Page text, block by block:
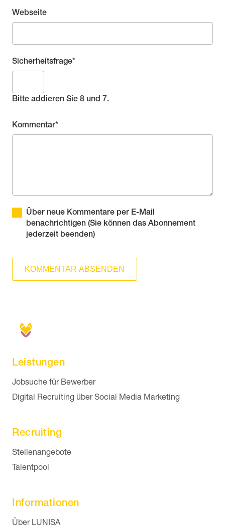
Webseite
Pflichtfeld
Sicherheitsfrage*
Bitte addieren Sie 8 und 7.
Pflichtfeld
Kommentar*
Über neue Kommentare per E-Mail
benachrichtigen (Sie können das Abonnement
jederzeit beenden)
KOMMENTAR ABSENDEN
Leistungen
Navigation überspringen
Jobsuche für Bewerber
Digital Recruiting über Social Media Marketing
Recruiting
Navigation überspringen
Stellenangebote
Talentpool
Informationen
Navigation überspringen
Über LUNISA